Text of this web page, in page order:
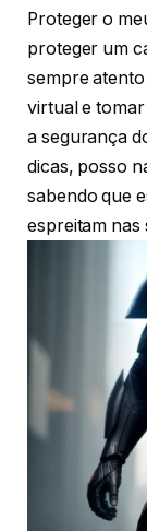
Proteger o
proteger um
sempre
virtual e
a segurança
dicas, posso
sabendo que
espreitam nas